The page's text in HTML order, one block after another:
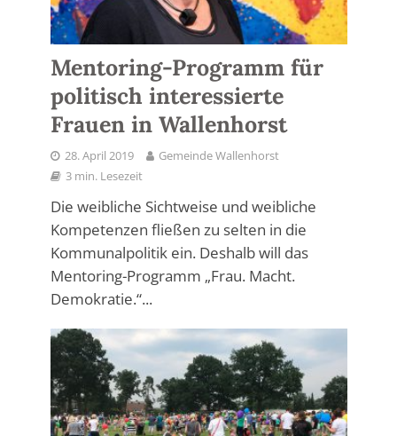
Mentoring-Programm für
politisch interessierte
Frauen in Wallenhorst
28. April 2019
Gemeinde Wallenhorst
3 min. Lesezeit
Die weibliche Sichtweise und weibliche
Kompetenzen fließen zu selten in die
Kommunalpolitik ein. Deshalb will das
Mentoring-Programm „Frau. Macht.
Demokratie.“...